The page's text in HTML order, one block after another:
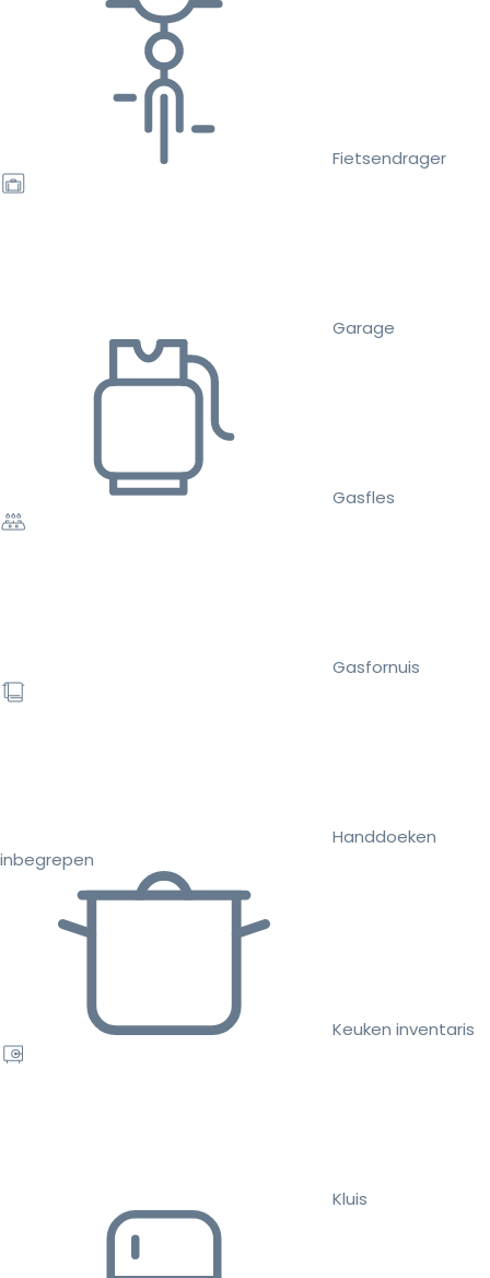
Fietsendrager
Garage
Gasfles
Gasfornuis
Handdoeken
inbegrepen
Keuken inventaris
Kluis